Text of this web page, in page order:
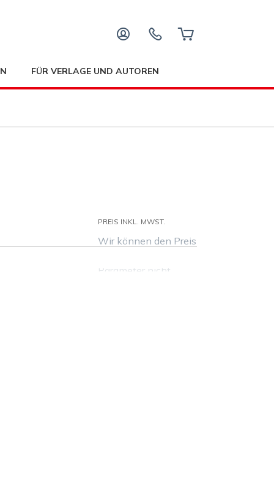
FÜR VERLAGE UND AUTOREN
PREIS INKL. MWST.
Wir können den Preis
Parameter nicht